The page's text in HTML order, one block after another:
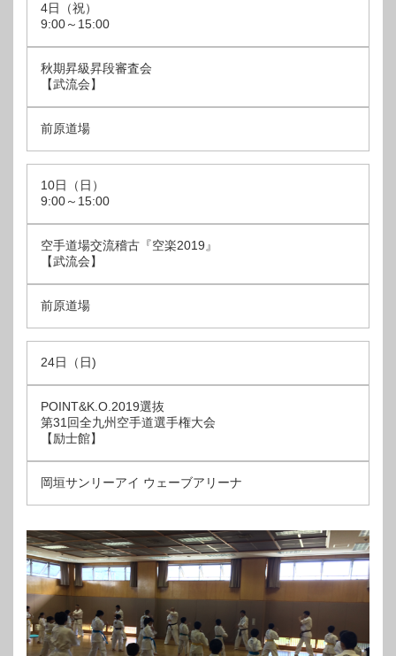
4日（祝）
9:00～15:00
秋期昇級昇段審査会
【武流会】
前原道場
10日（日）
9:00～15:00
空手道場交流稽古『空楽2019』
【武流会】
前原道場
24日（日)
POINT&K.O.2019選抜
第31回全九州空手道選手権大会
【励士館】
岡垣サンリーアイ ウェーブアリーナ